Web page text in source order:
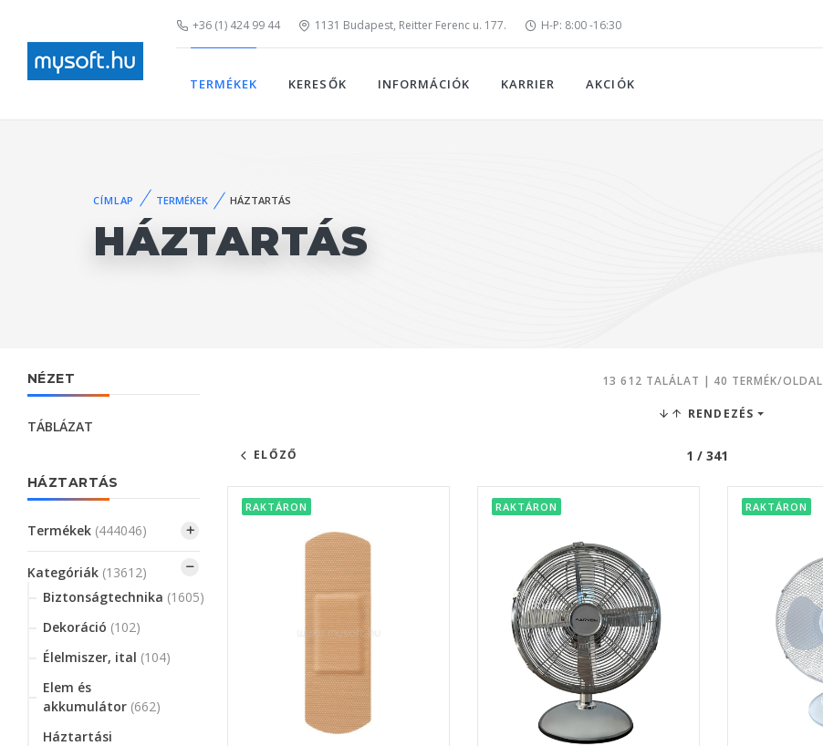
+36 (1) 424 99 44 1131 Budapest, Reitter Ferenc u. 177. H-P: 8:00 -16:30
TERMÉKEK KERESŐK INFORMÁCIÓK KARRIER AKCIÓK
CÍMLAP TERMÉKEK HÁZTARTÁS
HÁZTARTÁS
NÉZET
TÁBLÁZAT
HÁZTARTÁS
Termékek (444046)
Kategóriák (13612)
Biztonságtechnika (1605)
Dekoráció (102)
Élelmiszer, ital (104)
Elem és
akkumulátor (662)
Háztartási
13 612 TALÁLAT | 40 TERMÉK/OLDAL
RENDEZÉS
ELŐZŐ 1 / 341
RAKTÁRON RAKTÁRON RAKTÁRON